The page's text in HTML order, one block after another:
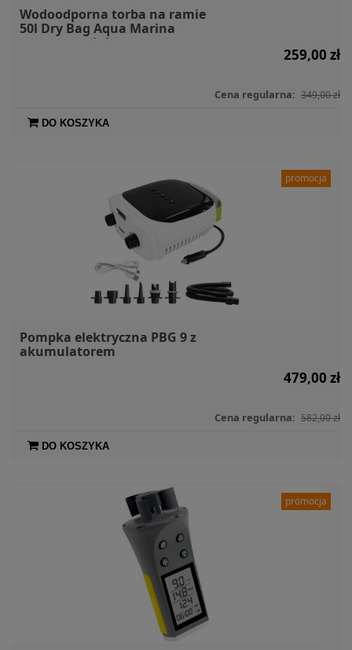
Wodoodporna torba na ramie
50l Dry Bag Aqua Marina
granatowa lub czerwona
259,00 zł
Cena regularna: 349,00 zł
DO KOSZYKA
Pompka elektryczna PBG 9 z
akumulatorem
479,00 zł
Cena regularna: 582,00 zł
DO KOSZYKA
promocja
promocja